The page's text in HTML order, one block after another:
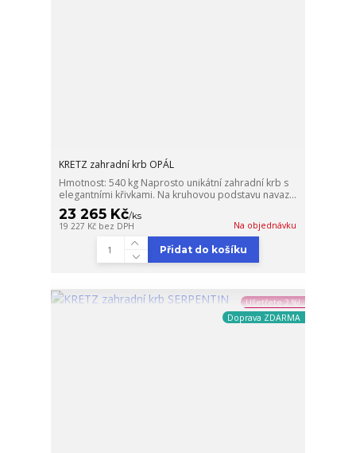
KRETZ zahradní krb OPÁL
Hmotnost: 540 kg Naprosto unikátní zahradní krb s
elegantními křivkami. Na kruhovou podstavu navaz...
23 265 Kč/ks
19 227 Kč bez DPH Na objednávku
Přidat do košíku
Ušetřete 2 %!
Doprava ZDARMA